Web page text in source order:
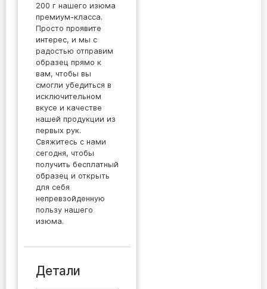
200 г нашего изюма
премиум-класса.
Просто проявите
интерес, и мы с
радостью отправим
образец прямо к
вам, чтобы вы
смогли убедиться в
исключительном
вкусе и качестве
нашей продукции из
первых рук.
Свяжитесь с нами
сегодня, чтобы
получить бесплатный
образец и открыть
для себя
непревзойденную
пользу нашего
изюма.
Детали